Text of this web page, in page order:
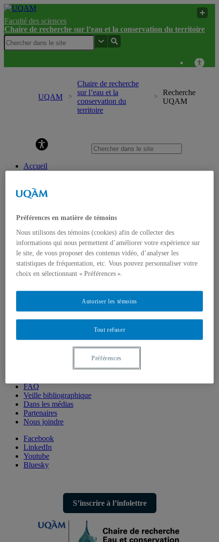
Faculté des sciences
Chaire de recherche sur l’eau et la conservation du territoire
UQAM
Chaire de recherche
sur l’eau et la
conservation du
territoire
Recherche
UQAM
Accueil
Projets de recherche
Laboratoires expérimentaux
Offres de MSc et PhD
Équipe
Titulaire et chercheuse principale
Collaboratrices et collaborateurs
Employées et employés
Diffusion
Articles
Mémoires et thèses
Fiches synthèses de projets
FAQ
Veille bibliographique
Dans les médias
Partenaires
Nous joindre
Facebook
LinkedIn
Youtube
Bluesky
S’inscrire à l’infolettre
Préférences en matière de témoins
Nous utilisons des témoins (cookies) afin de collecter des
informations qui nous permettent d’améliorer votre expérience sur
le site, de vous proposer des contenus vidéo, d’analyser les
statistiques de fréquentation, etc. Vous pouvez personnaliser votre
choix en sélectionnant « Préférences ».
Tout refuser
Autoriser les témoins
Préférences